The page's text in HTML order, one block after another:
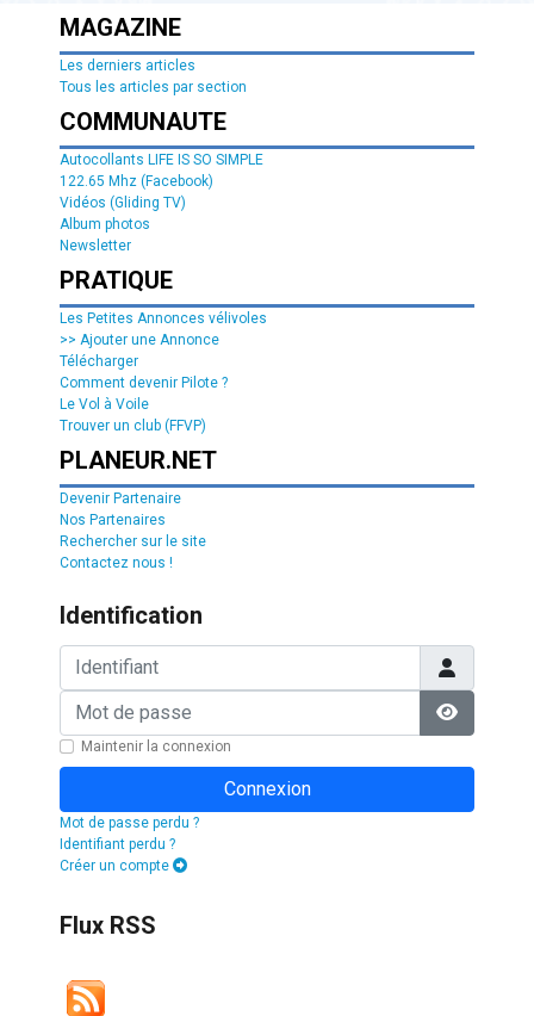
MAGAZINE
Les derniers articles
Tous les articles par section
COMMUNAUTE
Autocollants LIFE IS SO SIMPLE
122.65 Mhz (Facebook)
Vidéos (Gliding TV)
Album photos
Newsletter
PRATIQUE
Les Petites Annonces vélivoles
>> Ajouter une Annonce
Télécharger
Comment devenir Pilote ?
Le Vol à Voile
Trouver un club (FFVP)
PLANEUR.NET
Devenir Partenaire
Nos Partenaires
Rechercher sur le site
Contactez nous !
Identification
Afficher
Maintenir la connexion
Connexion
Mot de passe perdu ?
Identifiant perdu ?
Créer un compte
Flux RSS